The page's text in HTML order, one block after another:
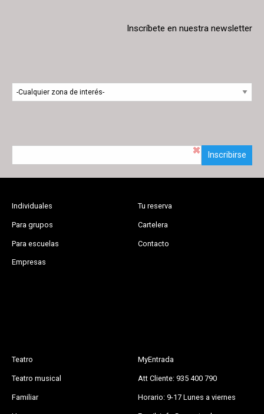
Inscríbete en nuestra newsletter
Inscribirse
Individuales
Para grupos
Para escuelas
Empresas
Tu reserva
Cartelera
Contacto
Teatro
Teatro musical
Familiar
MyEntrada
Att Cliente: 935 400 790
Horario: 9-17 Lunes a viernes